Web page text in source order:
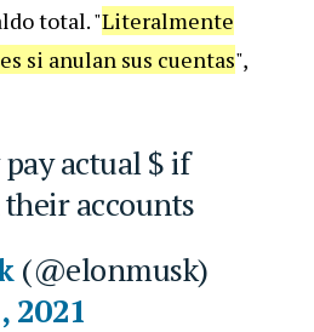
total. "Literalmente
si anulan sus cuentas",
accounts
(@elonmusk)
2021